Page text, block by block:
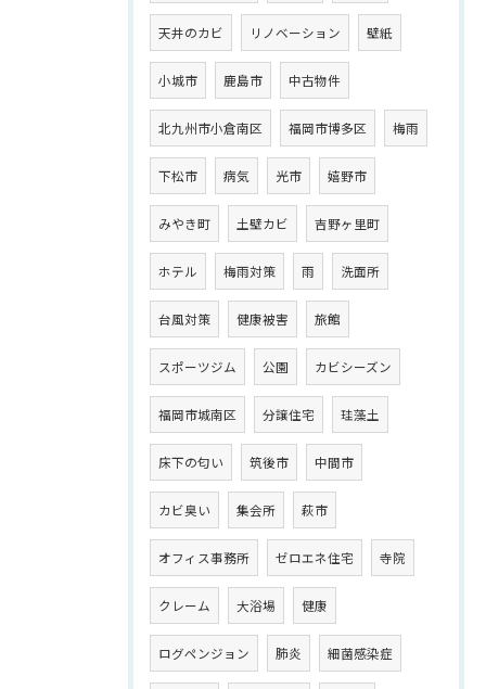
天井のカビ リノベーション 壁紙
小城市 鹿島市 中古物件
北九州市小倉南区 福岡市博多区 梅雨
下松市 病気 光市 嬉野市
みやき町 土壁カビ 吉野ヶ里町
ホテル 梅雨対策 雨 洗面所
台風対策 健康被害 旅館
スポーツジム 公園 カビシーズン
福岡市城南区 分譲住宅 珪藻土
床下の匂い 筑後市 中間市
カビ臭い 集会所 萩市
オフィス事務所 ゼロエネ住宅 寺院
クレーム 大浴場 健康
ログペンジョン 肺炎 細菌感染症